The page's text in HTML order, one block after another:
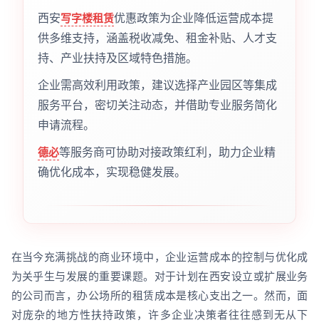
西安写字楼租赁优惠政策为企业降低运营成本提
供多维支持，涵盖税收减免、租金补贴、人才支
持、产业扶持及区域特色措施。
企业需高效利用政策，建议选择产业园区等集成
服务平台，密切关注动态，并借助专业服务简化
申请流程。
德必等服务商可协助对接政策红利，助力企业精
确优化成本，实现稳健发展。
在当今充满挑战的商业环境中，企业运营成本的控制与优化成
为关乎生与发展的重要课题。对于计划在西安设立或扩展业务
的公司而言，办公场所的租赁成本是核心支出之一。然而，面
对庞杂的地方性扶持政策，许多企业决策者往往感到无从下